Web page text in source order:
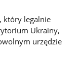
który legalnie
Ukrainy,
urzędzie